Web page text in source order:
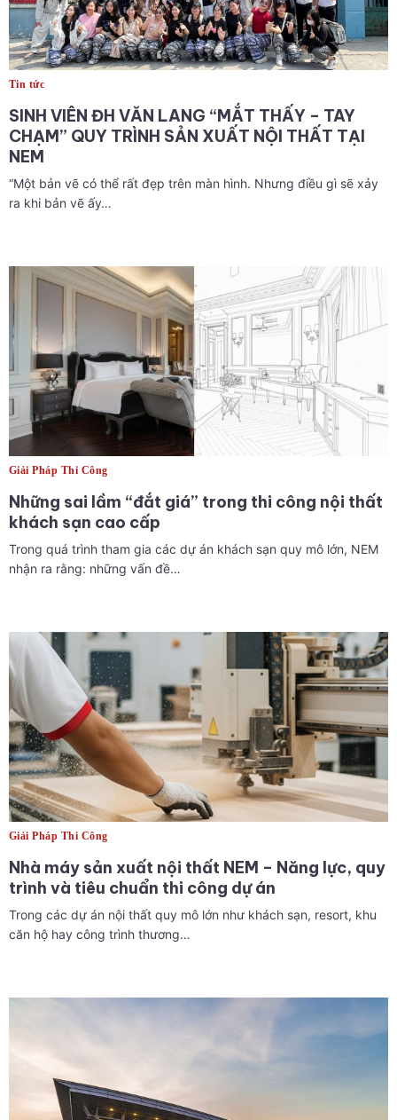
Tin tức
SINH VIÊN ĐH VĂN LANG “MẮT THẤY – TAY
CHẠM” QUY TRÌNH SẢN XUẤT NỘI THẤT TẠI
NEM
“Một bản vẽ có thể rất đẹp trên màn hình. Nhưng điều gì sẽ xảy
ra khi bản vẽ ấy…
Giải Pháp Thi Công
Những sai lầm “đắt giá” trong thi công nội thất
khách sạn cao cấp
Trong quá trình tham gia các dự án khách sạn quy mô lớn, NEM
nhận ra rằng: những vấn đề…
Giải Pháp Thi Công
Nhà máy sản xuất nội thất NEM – Năng lực, quy
trình và tiêu chuẩn thi công dự án
Trong các dự án nội thất quy mô lớn như khách sạn, resort, khu
căn hộ hay công trình thương…